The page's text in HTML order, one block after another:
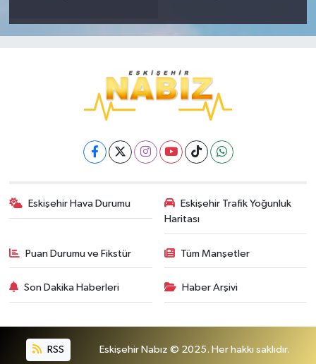
Eskişehir Hava Durumu
Eskişehir Trafik Yoğunluk
Haritası
Puan Durumu ve Fikstür Tüm Manşetler
Son Dakika Haberleri Haber Arşivi
RSS Eskişehir Nabız © 2025. Her hakkı saklıdır.